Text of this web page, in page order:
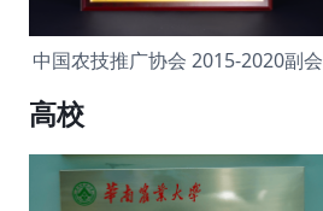
中国农技推广协会 2015-2020副会
高校